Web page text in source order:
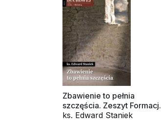
Zbawienie to pełnia
szczęścia. Zeszyt Formacji
Duchowej nr 66
ks. Edward Staniek